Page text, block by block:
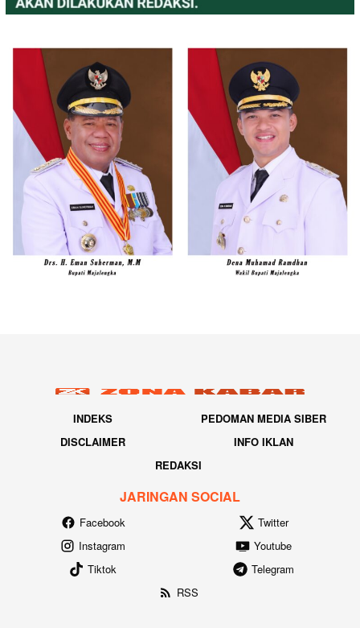
INDEKS
PEDOMAN MEDIA SIBER
DISCLAIMER
INFO IKLAN
REDAKSI
JARINGAN SOCIAL
Facebook
Twitter
Instagram
Youtube
Tiktok
Telegram
RSS